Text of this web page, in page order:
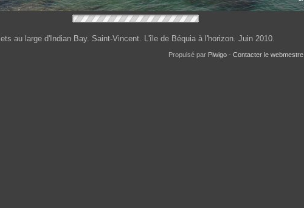
Ilets au large d'Indian Bay. Saint-Vincent. L'île de Béquia à l'horizon. Juin 2010.
Propulsé par Piwigo - Contacter le webmestre